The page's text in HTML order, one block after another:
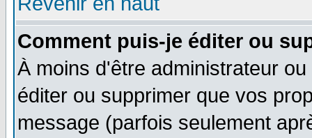
Comment puis-je éditer ou
À moins d'être administrateur
éditer ou supprimer que vos
message (parfois seulement